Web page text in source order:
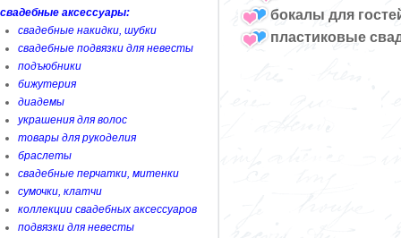
свадебные аксессуары:
свадебные накидки, шубки
свадебные подвязки для невесты
подъюбники
бижутерия
диадемы
украшения для волос
товары для рукоделия
браслеты
свадебные перчатки, митенки
сумочки, клатчи
коллекции свадебных аксессуаров
подвязки для невесты
бокалы для
пластиковые